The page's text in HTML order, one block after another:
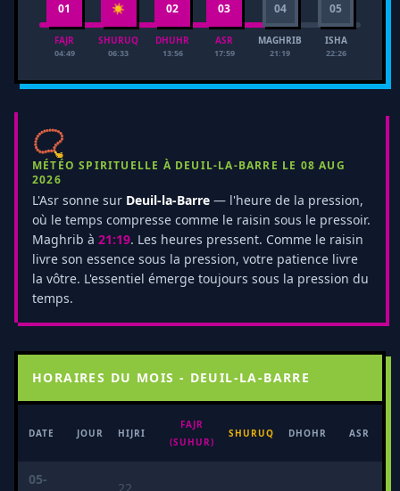
01
FAJR
04:49
☀
SHURUQ
06:33
02
DHUHR
13:56
03
ASR
17:59
04
MAGHRIB
21:19
05
ISHA
22:26
📿
MÉTÉO SPIRITUELLE À DEUIL-LA-BARRE LE 08 AUG
2026
L'Asr sonne sur Deuil-la-Barre — l'heure de la pression,
où le temps compresse comme le raisin sous le pressoir.
Maghrib à 21:19. Les heures pressent. Comme le raisin
livre son essence sous la pression, votre patience livre
la vôtre. L'essentiel émerge toujours sous la pression du
temps.
HORAIRES DU MOIS - DEUIL-LA-BARRE
DATE JOUR HIJRI
FAJR
(SUHUR)
SHURUQ DHOHR ASR
05-